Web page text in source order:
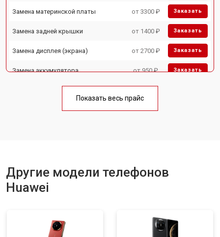
Замена материнской платы от 3300 ₽ Заказать
Замена задней крышки от 1400 ₽ Заказать
Замена дисплея (экрана) от 2700 ₽ Заказать
Замена аккумулятора от 950 ₽ Заказать
Ремонт цепи питания от 3200 ₽
Показать весь прайс
Другие модели телефонов
Huawei